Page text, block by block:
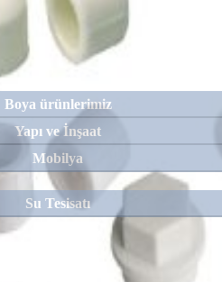
Ürünlerimiz
Boya ürünlerimiz
Yapı ve İnşaat
Mobilya
Su Tesisatı